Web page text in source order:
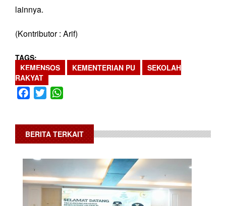
lainnya.
(Kontributor : Arif)
TAGS
KEMENSOS
KEMENTERIAN PU
SEKOLAH
RAKYAT
Facebook
Twitter
BERITA TERKAIT